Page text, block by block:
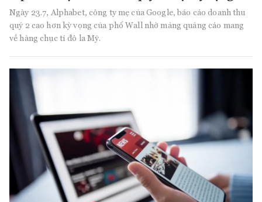
Ngày 23.7, Alphabet, công ty mẹ của Google, báo cáo doanh thu
quý 2 cao hơn kỳ vọng của phố Wall nhờ mảng quảng cáo mang
về hàng chục tỉ đô la Mỹ.